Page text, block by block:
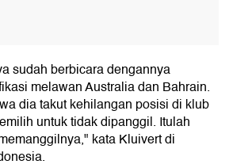
sudah berbicara dengannya
melawan Australia dan Bahrain.
dia takut kehilangan posisi di klub
untuk tidak dipanggil. Itulah
kata Kluivert di